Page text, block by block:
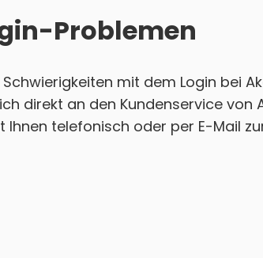
Problemen
mit dem Login bei
direkt an den Kundenservice
Ihnen telefonisch oder per E-Mail